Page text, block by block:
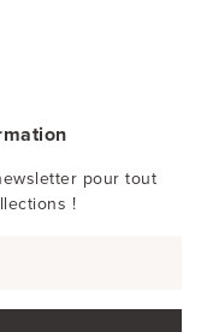
pour tout
!